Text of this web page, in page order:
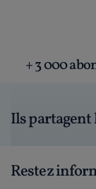
+ 3 000
Ils partagent
Restez